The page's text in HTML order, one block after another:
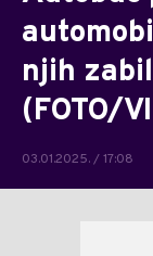
njih
(FOTO/
03.01.2025. / 17:08